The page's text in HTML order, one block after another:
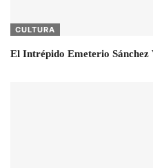
CULTURA
El Intrépido Emeterio Sánchez